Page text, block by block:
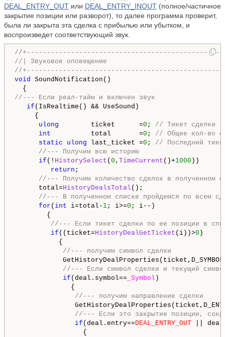
DEAL_ENTRY_OUT или DEAL_ENTRY_INOUT (полное/частичное
закрытие позиции или разворот), то далее программа проверит,
была ли закрыта эта сделка с прибылью или убытком, и
воспроизведет соответствующий звук.
//
//| Звуковое оповещение
//
void SoundNotification()
//--- Если реал-тайм и включен звук
if (IsRealtime() && UseSound)
{
ulong ticket      =0 ; // Тикет сделки
int total       =0 ; // Общее кол-во
static
ulong last_ticket =0 ; // Последний
//--- Получим всю историю
if (! HistorySelect ( 0 , TimeCurrent ()+1000 ))
return ;
//--- Получим количество сделок в полученном
total=HistoryDealsTotal ();
//--- В полученном списке пройдемся по всем
for ( int i=total- 1; i>=0 ; i--)
{
//--- Если тикет сделки по ее позиции в
if ((ticket=HistoryDealGetTicket (i))>0 )
{
//--- получим символ сделки
//--- Если символ сделки и текущий
if (deal.symbol== _Symbol )
{
//--- получим направление сделки
//--- Если это закрытие позиции,
if (deal.entry==DEAL_ENTRY_OUT ||
{